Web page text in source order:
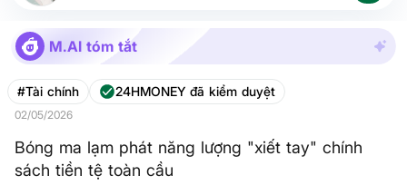
M.AI tóm tắt
#Tài chính 24HMONEY đã kiểm duyệt
02/05/2026
Bóng ma lạm phát năng lượng "xiết tay" chính
sách tiền tệ toàn cầu